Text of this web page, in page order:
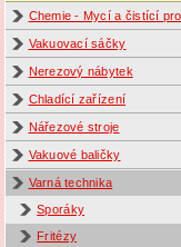
Chemie - Mycí a čistící
Vakuovací sáčky
Nerezový nábytek
Chladící zařízení
Nářezové stroje
Vakuové baličky
Varná technika
Sporáky
Fritézy